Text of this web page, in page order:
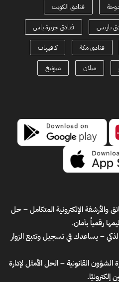
فنادق الكويت
باريس فنادق جزيرة ياس
فنادق مكة كافيهات
ميلان ميونيخ
– حل
رقمياً بأمان.
– يساعدك في تسجيل وتتبع الزوار
– الحل الأمثل لإدارة
إلكترونيًا.